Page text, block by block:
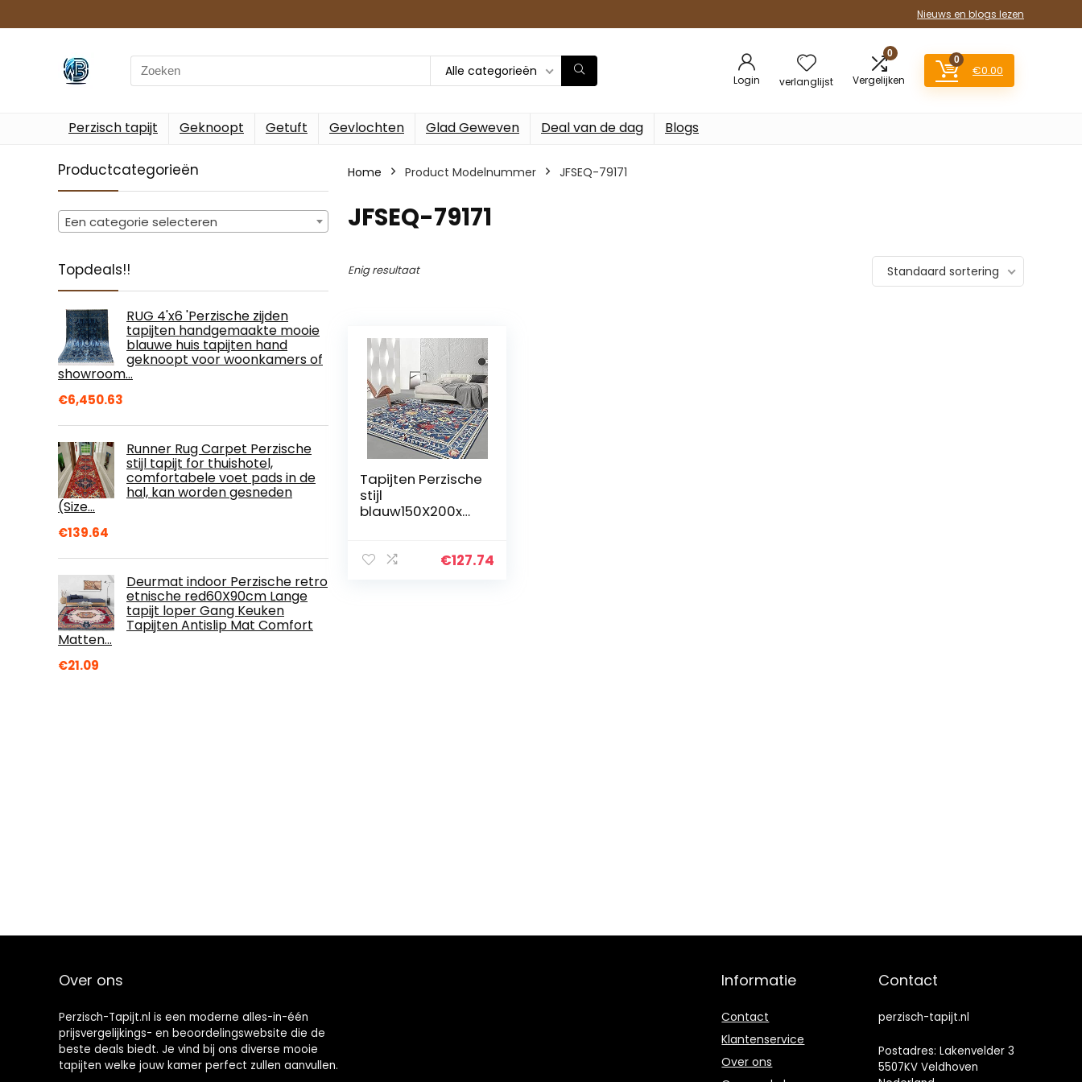
Nieuws en blogs lezen
Search
for:
Alle categorieën
Login verlanglijst
0
Vergelijken
0
€0.00
Perzisch tapijt Geknoopt Getuft Gevlochten Glad Geweven Deal van de dag Blogs
Productcategorieën
Een categorie selecteren
Topdeals!!
RUG 4'x6 'Perzische zijden
tapijten handgemaakte mooie
blauwe huis tapijten hand
geknoopt voor woonkamers of
showroom…
€6,450.63
Runner Rug Carpet Perzische
stijl tapijt for thuishotel,
comfortabele voet pads in de
hal, kan worden gesneden
(Size…
€139.64
Deurmat indoor Perzische retro
etnische red60X90cm Lange
tapijt loper Gang Keuken
Tapijten Antislip Mat Comfort
Matten…
€21.09
Home Product Modelnummer ‎JFSEQ-79171
‎JFSEQ-79171
Enig resultaat Standaard sortering
Tapijten Perzische
stijl
blauw150X200xm
bacteriële Mat
€127.74
Over ons
Perzisch-Tapijt.nl is een moderne alles-in-één
prijsvergelijkings- en beoordelingswebsite die de
beste deals biedt. Je vind bij ons diverse mooie
tapijten welke jouw kamer perfect zullen aanvullen.
Informatie
Contact
Klantenservice
Over ons
Contact
perzisch-tapijt.nl
Postadres: Lakenvelder 3
5507KV Veldhoven